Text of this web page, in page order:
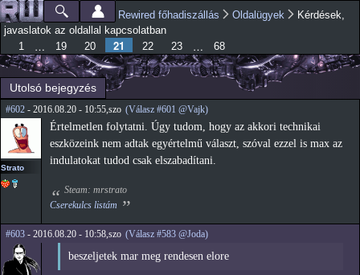
Ugrás a
tartalomra
Főmenü
Jelenlegi hely
Rewired főhadiszállás Oldalügyek
Kérdések,
javaslatok az oldallal kapcsolatban
1
… 19 20 21 22 23 … 68
Utolsó bejegyzés
#602 - 2016.08.20 - 10:55,szo (Válasz #601 @Vajk)
Strato
Értelmetlen folytatni. Úgy tudom, hogy az akkori technikai
eszközeink nem adtak egyértelmű választ, szóval ezzel is max az
indulatokat tudod csak elszabadítani.
Steam: mrstrato
Cserekulcs listám
#603 - 2016.08.20 - 10:58,szo (Válasz #583 @Joda)
beszeljetek mar meg rendesen elore